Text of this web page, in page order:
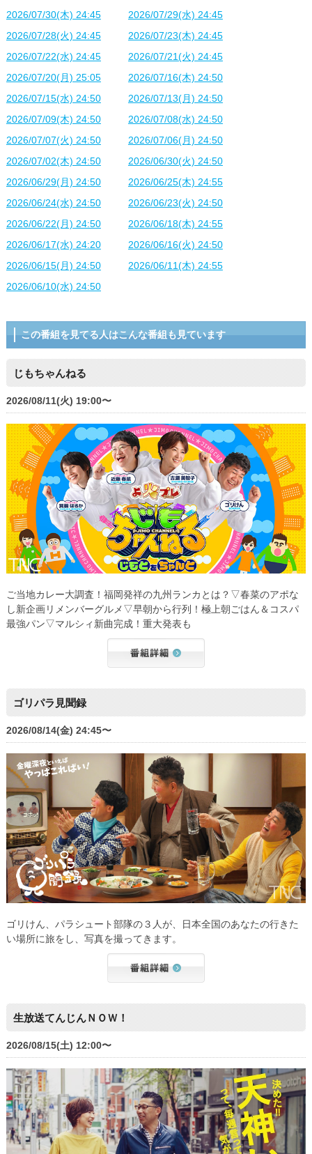
2026/07/30(木) 24:45
2026/07/29(水) 24:45
2026/07/28(火) 24:45
2026/07/23(木) 24:45
2026/07/22(水) 24:45
2026/07/21(火) 24:45
2026/07/20(月) 25:05
2026/07/16(木) 24:50
2026/07/15(水) 24:50
2026/07/13(月) 24:50
2026/07/09(木) 24:50
2026/07/08(水) 24:50
2026/07/07(火) 24:50
2026/07/06(月) 24:50
2026/07/02(木) 24:50
2026/06/30(火) 24:50
2026/06/29(月) 24:50
2026/06/25(木) 24:55
2026/06/24(水) 24:50
2026/06/23(火) 24:50
2026/06/22(月) 24:50
2026/06/18(木) 24:55
2026/06/17(水) 24:20
2026/06/16(火) 24:50
2026/06/15(月) 24:50
2026/06/11(木) 24:55
2026/06/10(水) 24:50
この番組を見てる人はこんな番組も見ています
じもちゃんねる
2026/08/11(火) 19:00〜
ご当地カレー大調査！福岡発祥の九州ランカとは？▽春菜のアポな
し新企画リメンバーグルメ▽早朝から行列！極上朝ごはん＆コスパ
最強パン▽マルシィ新曲完成！重大発表も
ゴリパラ見聞録
2026/08/14(金) 24:45〜
ゴリけん、パラシュート部隊の３人が、日本全国のあなたの行きた
い場所に旅をし、写真を撮ってきます。
生放送てんじんＮＯＷ！
2026/08/15(土) 12:00〜